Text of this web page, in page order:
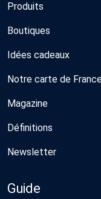
Produits
Boutiques
Idées cadeaux
Notre carte de
Magazine
Définitions
Newsletter
Guide